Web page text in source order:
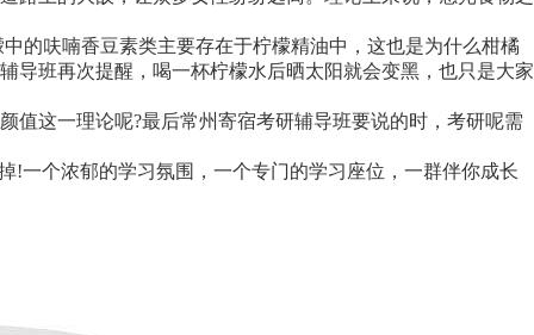
呋喃香豆素类主要存在于柠檬精油中，这也是为什么柑橘
导班再次提醒，喝一杯柠檬水后晒太阳就会变黑，也只是大家
这一理论呢?最后常州寄宿考研辅导班要说的时，考研呢需
个浓郁的学习氛围，一个专门的学习座位，一群伴你成长